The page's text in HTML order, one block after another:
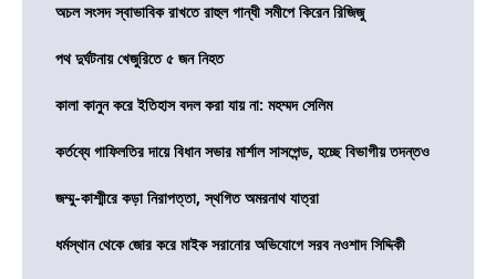
অচল সংসদ স্বাভাবিক রাখতে রাহুল গান্ধী সমীপে কিরেন রিজিজু
পথ দুর্ঘটনায় খেজুরিতে ৫ জন নিহত
কালা কানুন করে ইতিহাস বদল করা যায় না: মহম্মদ সেলিম
কর্তব্যে গাফিলতির দায়ে বিধান সভার মার্শাল সাসপেন্ড, হচ্ছে বিভাগীয় তদন্তও
জম্মু-কাশ্মীরে কড়া নিরাপত্তা, স্থগিত অমরনাথ যাত্রা
ধর্মস্থান থেকে জোর করে মাইক সরানোর অভিযোগে সরব নওশাদ সিদ্দিকী